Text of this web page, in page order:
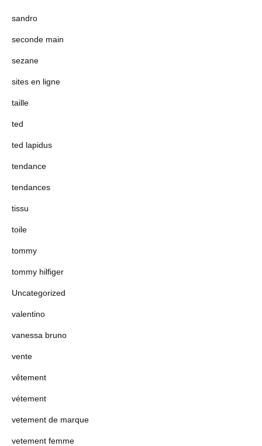
sandro
seconde main
sezane
sites en ligne
taille
ted
ted lapidus
tendance
tendances
tissu
toile
tommy
tommy hilfiger
Uncategorized
valentino
vanessa bruno
vente
vêtement
vétement
vetement de marque
vetement femme